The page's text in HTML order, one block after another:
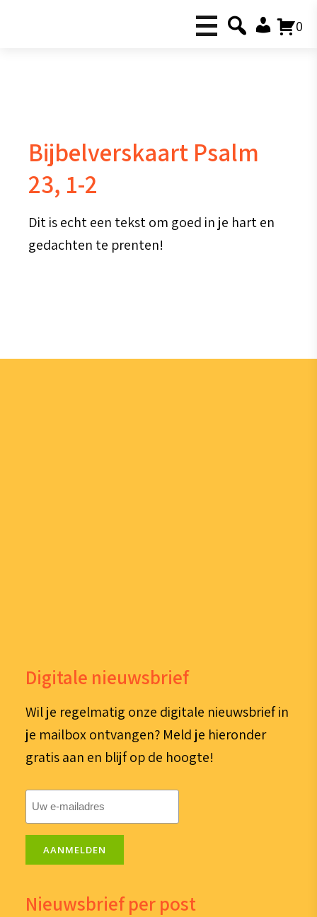
0
Bijbelverskaart Psalm
23, 1-2
Dit is echt een tekst om goed in je hart en
gedachten te prenten!
Digitale nieuwsbrief
Wil je regelmatig onze digitale nieuwsbrief in
je mailbox ontvangen? Meld je hieronder
gratis aan en blijf op de hoogte!
mailadres
AANMELDEN
Nieuwsbrief per post